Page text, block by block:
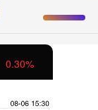
0.30%